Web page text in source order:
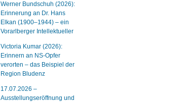
Werner Bundschuh (2026):
Erinnerung an Dr. Hans
Elkan (1900–1944) – ein
Vorarlberger Intellektueller
Victoria Kumar (2026):
Erinnern an NS-Opfer
verorten – das Beispiel der
Region Bludenz
17.07.2026 –
Ausstellungseröffnung und